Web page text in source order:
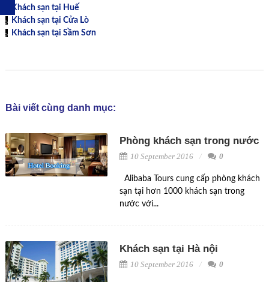
Khách sạn tại Huế
Khách sạn tại Cửa Lò
Khách sạn tại Sầm Sơn
Bài viết cùng danh mục:
Phòng khách sạn trong nước
10 September 2016 0
Alibaba Tours cung cấp phòng khách
sạn tại hơn 1000 khách sạn trong
nước với...
Khách sạn tại Hà nội
10 September 2016 0